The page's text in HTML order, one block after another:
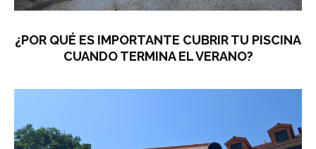
¿POR QUÉ ES IMPORTANTE CUBRIR TU PISCINA
CUANDO TERMINA EL VERANO?